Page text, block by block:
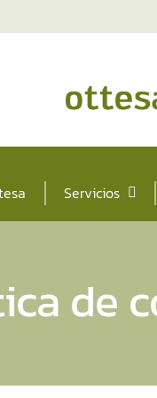
Servicios
de